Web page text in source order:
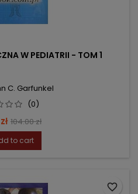
W PEDIATRII - TOM 1
C. Garfunkel
(0)
Regular
price
104.00 zł
to cart
favorite_border